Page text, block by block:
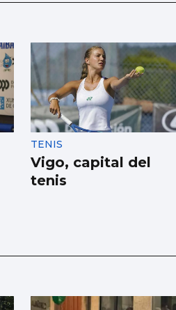
TENIS
Vigo, capital del
tenis